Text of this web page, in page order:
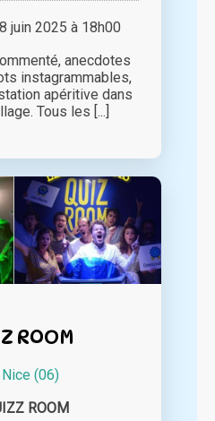
2025 à 18h00
anecdotes
instagrammables,
apéritive dans
Tous les [...]
ROOM
Nice (06)
ROOM